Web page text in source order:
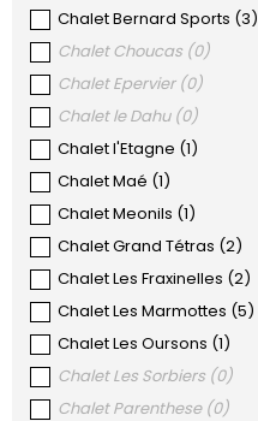
Chalet Bernard Sports (3)
Chalet Choucas (0)
Chalet Epervier (0)
Chalet le Dahu (0)
Chalet l'Etagne (1)
Chalet Maé (1)
Chalet Meonils (1)
Chalet Grand Tétras (2)
Chalet Les Fraxinelles (2)
Chalet Les Marmottes (5)
Chalet Les Oursons (1)
Chalet Les Sorbiers (0)
Chalet Parenthese (0)